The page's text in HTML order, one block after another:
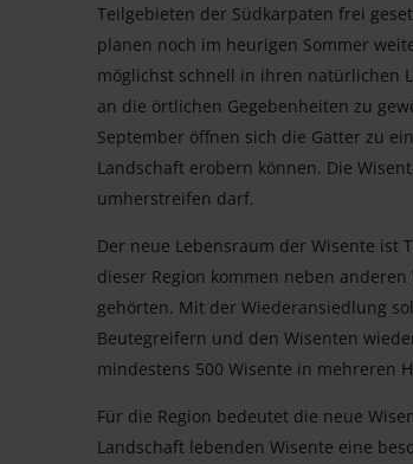
Teilgebieten der Südkarpaten frei
planen noch im heurigen Sommer
möglichst schnell in ihren natürlichen
an die örtlichen Gegebenheiten zu
September öffnen sich die Gatter zu
Landschaft erobern können. Die
umherstreifen darf.
Der neue Lebensraum der Wisente ist
dieser Region kommen neben
gehörten. Mit der Wiederansiedlung
Beutegreifern und den Wisenten
mindestens 500 Wisente in mehreren
Für die Region bedeutet die neue
Landschaft lebenden Wisente eine